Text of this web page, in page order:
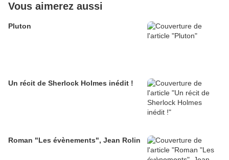
Vous aimerez aussi
Pluton
Un récit de Sherlock Holmes inédit !
Roman "Les évènements", Jean Rolin